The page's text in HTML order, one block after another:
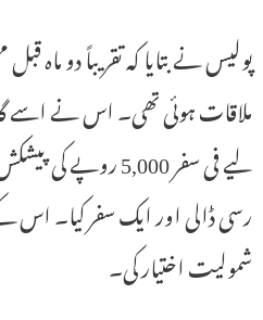
پولیس نے بتایا کہ تقریباً دو ماہ
ملاقات ہوئی تھی۔ اس نے اسے
لیے فی سفر 5,000
رسی ڈالی اور ایک سفر کیا۔ اس
شمولیت اختیار کی۔